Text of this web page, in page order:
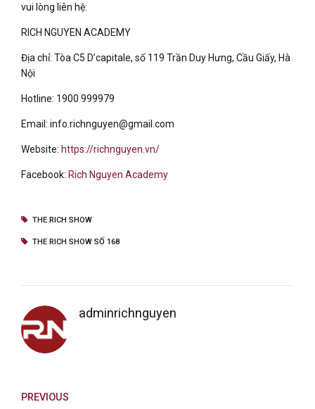
vui lòng liên hệ:
RICH NGUYEN ACADEMY
Địa chỉ: Tòa C5 D’capitale, số 119 Trần Duy Hưng, Cầu Giấy, Hà
Nội
Hotline: 1900 999979
Email: info.richnguyen@gmail.com
Website: https://richnguyen.vn/
Facebook: Rich Nguyen Academy
THE RICH SHOW
THE RICH SHOW SỐ 168
adminrichnguyen
PREVIOUS